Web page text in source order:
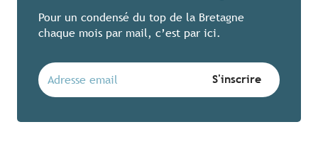
Pour un condensé du top de la Bretagne
chaque mois par mail, c’est par ici.